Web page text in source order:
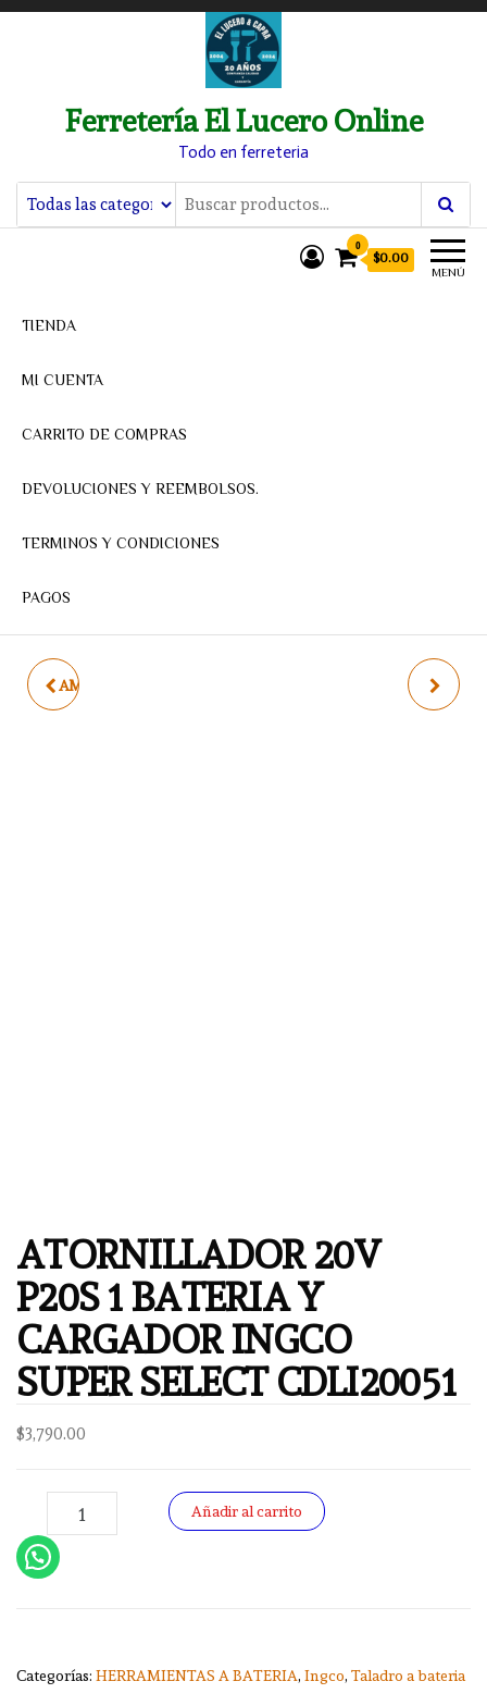
Ferretería El Lucero Online
Todo en ferreteria
MENÚ
0
$0.00
TIENDA
MI CUENTA
CARRITO DE COMPRAS
DEVOLUCIONES Y REEMBOLSOS.
TERMINOS Y CONDICIONES
PAGOS
AMOLADORA ANGULAR
ATORNILLADOR 20V
P20S 1 BATERIA Y
CARGADOR INGCO
SUPER SELECT CDLI20051
$3,790.00
ATORNILLADOR 20V P20S 1 BATERIA Y CARGADOR
Añadir al carrito
Categorías: HERRAMIENTAS A BATERIA, Ingco, Taladro a bateria